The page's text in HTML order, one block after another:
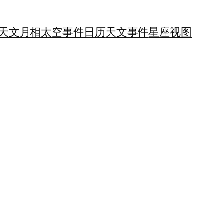
文月相太空事件日历天文事件星座视图